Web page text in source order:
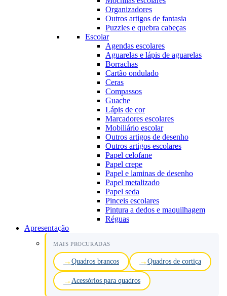
Organizadores
Outros artigos de fantasia
Puzzles e quebra cabeças
Escolar
Agendas escolares
Aguarelas e lápis de aguarelas
Borrachas
Cartão ondulado
Ceras
Compassos
Guache
Lápis de cor
Marcadores escolares
Mobiliário escolar
Outros artigos de desenho
Outros artigos escolares
Papel celofane
Papel crepe
Papel e laminas de desenho
Papel metalizado
Papel seda
Pinceis escolares
Pintura a dedos e maquilhagem
Réguas
Apresentação
MAIS PROCURADAS
Quadros brancos Quadros de cortiça
Acessórios para quadros